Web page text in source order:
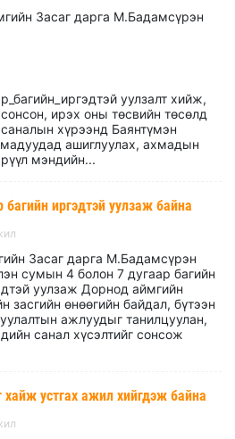
Засаг дарга М.Бадамсүрэн
уулзалт хийж,
ирэх оны төсвийн төсөлд
хүрээнд Баянтүмэн
ашиглуулах, ахмадын
мэндийн...
иргэдтэй уулзаж байна
Засаг дарга М.Бадамсүрэн
сумын 4 болон 7 дугаар багийн
уулзаж Дорнод аймгийн
засгийн өнөөгийн байдал, бүтээн
ажлуудыг танилцуулан,
санал хүсэлтийг сонсож
хайж устгах ажил хийгдэж байна